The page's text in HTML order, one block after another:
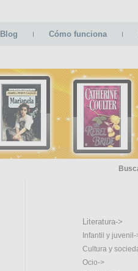
Blog Cómo funciona
Literatura->
Infantil y juvenil-
Cultura y
Ocio->